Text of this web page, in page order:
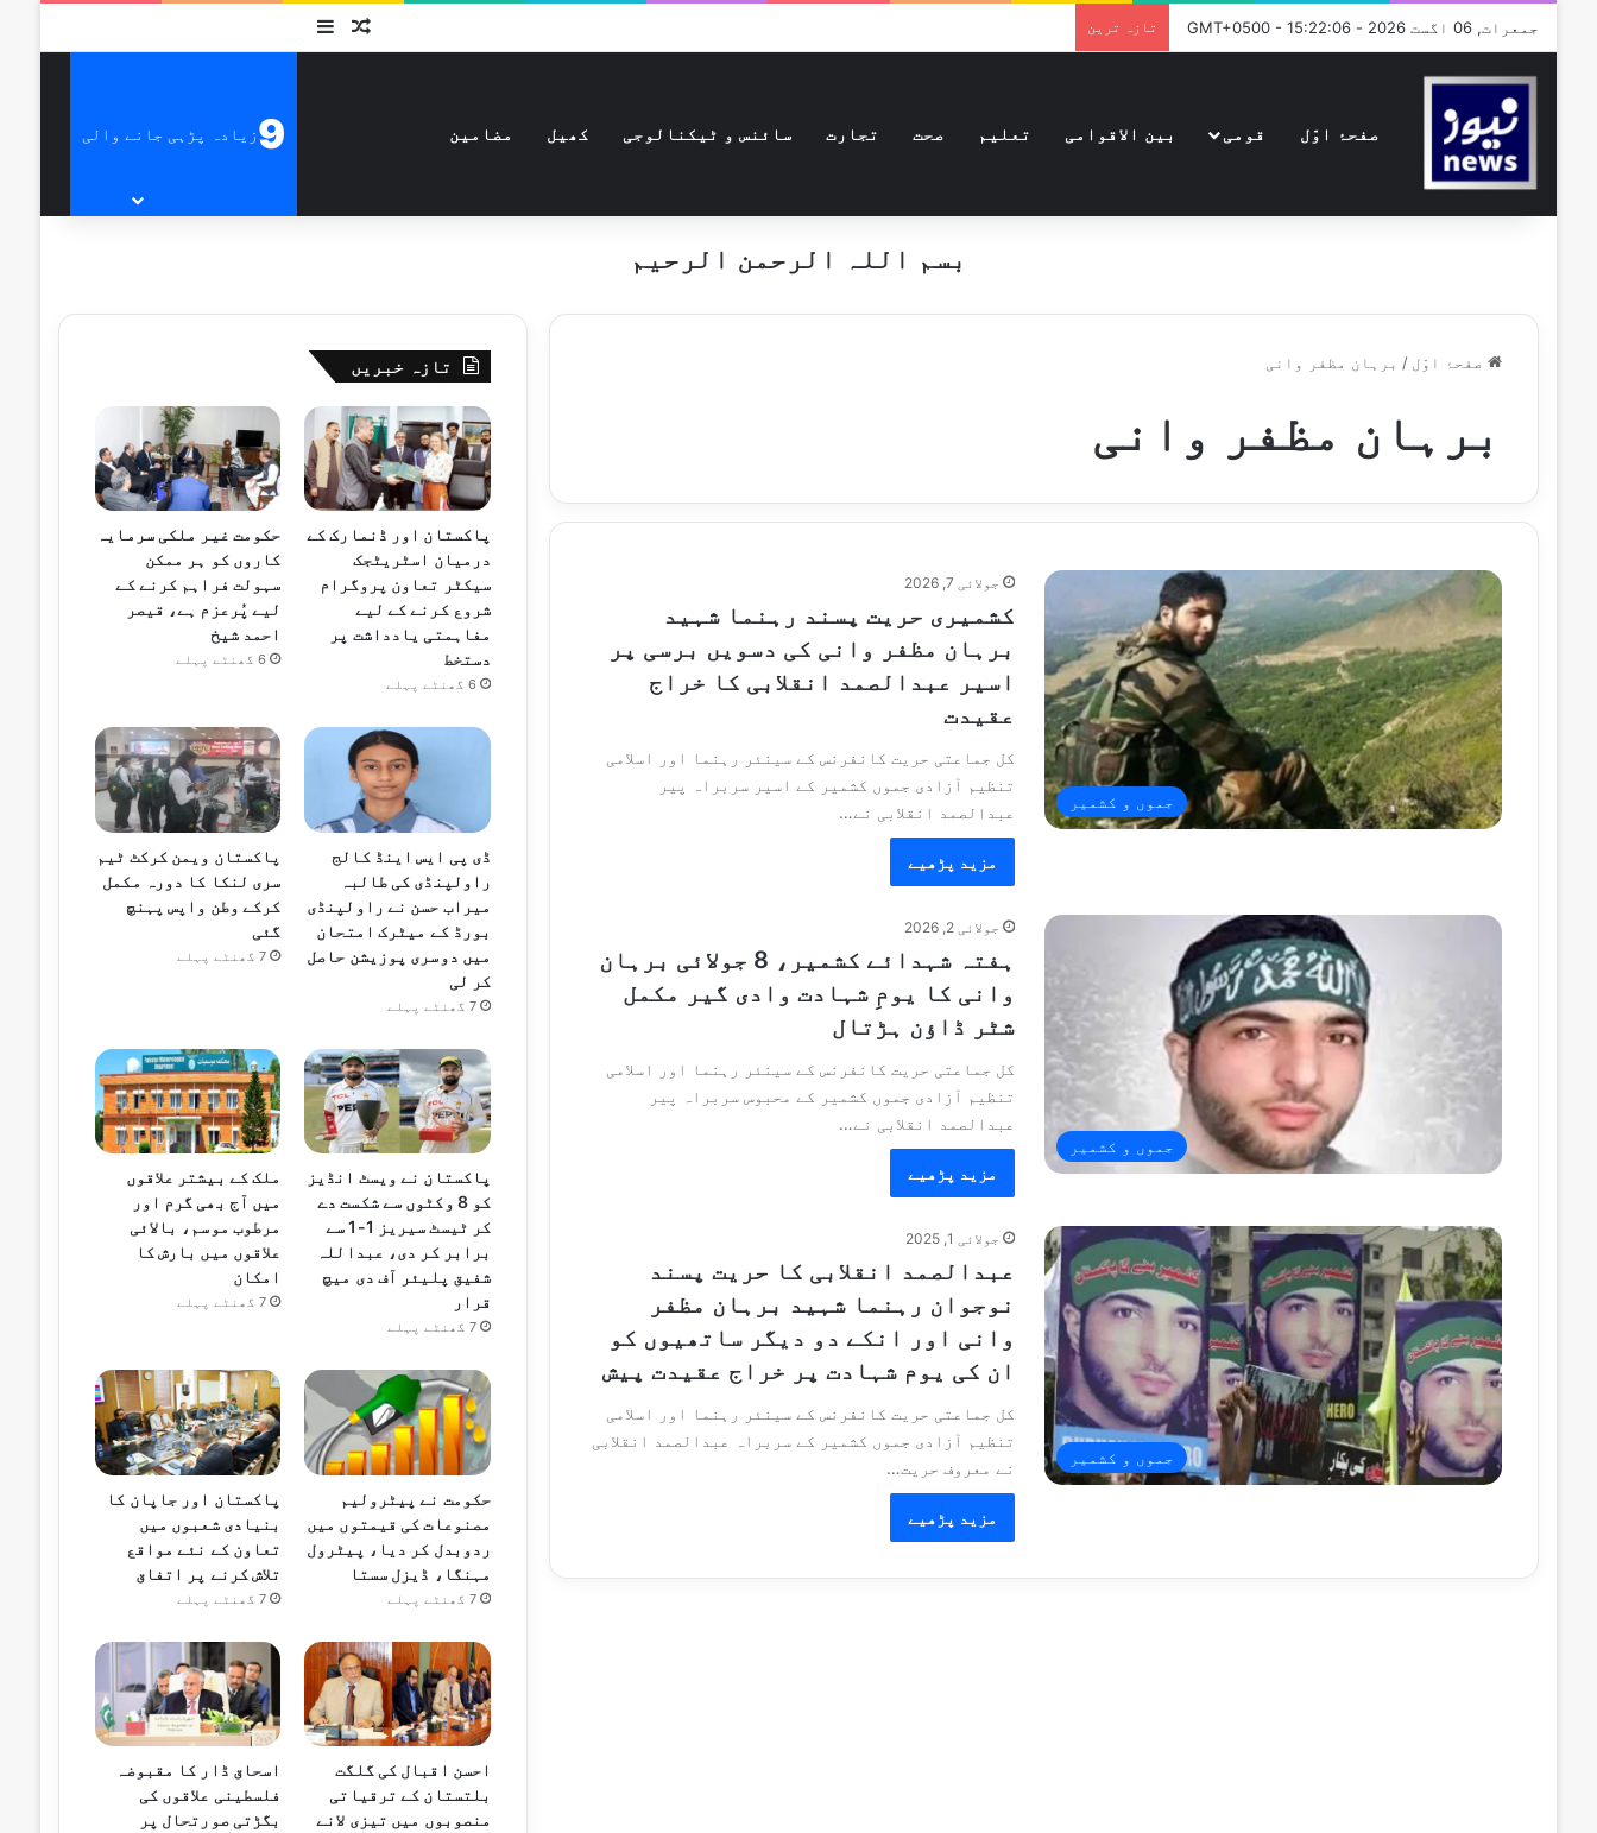
جمعرات, 06 اگست 2026 - GMT+0500 - 15:22:06 تازہ ترین متفرق
صفحۂ اوّل قومی بین الاقوامی تعلیم صحت تجارت سائنس و ٹیکنالوجی کھیل مضامین 9زیادہ پڑہی جانے والی
بسم اللہ الرحمن الرحیم
صفحۂ اوّل / برہان مظفر وانی
برہان مظفر وانی
جموں و کشمیر
جولائی 7, 2026
کشمیری حریت پسند رہنما شہید
برہان مظفر وانی کی دسویں برسی پر
اسیر عبدالصمد انقلابی کا خراج
عقیدت
کل جماعتی حریت کانفرنس کے سینئر رہنما اور اسلامی
تنظیم آزادی جموں کشمیر کے اسیر سربراہ پیر
عبدالصمد انقلابی نے…
مزید پڑھیے
جموں و کشمیر
جولائی 2, 2026
ہفتہ شہدائے کشمیر، 8 جولائی برہان
وانی کا یومِ شہادت وادی گیر مکمل
شٹر ڈاؤن ہڑتال
کل جماعتی حریت کانفرنس کے سینئر رہنما اور اسلامی
تنظیم آزادی جموں کشمیر کے محبوس سربراہ پیر
عبدالصمد انقلابی نے…
مزید پڑھیے
جموں و کشمیر
جولائی 1, 2025
عبدالصمد انقلابی کا حریت پسند
نوجوان رہنما شہید برہان مظفر
وانی اور انکے دو دیگر ساتھیوں کو
ان کی یوم شہادت پر خراج عقیدت پیش
کل جماعتی حریت کانفرنس کے سینئر رہنما اور اسلامی
تنظیم آزادی جموں کشمیر کے سربراہ عبدالصمد انقلابی
نے معروف حریت…
مزید پڑھیے
تازہ خبریں
پاکستان اور ڈنمارک کے
درمیان اسٹریٹجک
سیکٹر تعاون پروگرام
شروع کرنے کے لیے
مفاہمتی یادداشت پر
دستخط
6 گھنٹے پہلے
حکومت غیر ملکی سرمایہ
کاروں کو ہر ممکن
سہولت فراہم کرنے کے
لیے پُرعزم ہے، قیصر
احمد شیخ
6 گھنٹے پہلے
ڈی پی ایس اینڈ کالج
راولپنڈی کی طالبہ
میراب حسن نے راولپنڈی
بورڈ کے میٹرک امتحان
میں دوسری پوزیشن حاصل
کر لی
7 گھنٹے پہلے
پاکستان ویمن کرکٹ ٹیم
سری لنکا کا دورہ مکمل
کرکے وطن واپس پہنچ
گئی
7 گھنٹے پہلے
پاکستان نے ویسٹ انڈیز
کو 8 وکٹوں سے شکست دے
کر ٹیسٹ سیریز 1-1 سے
برابر کر دی، عبداللہ
شفیق پلیئر آف دی میچ
قرار
7 گھنٹے پہلے
ملک کے بیشتر علاقوں
میں آج بھی گرم اور
مرطوب موسم، بالائی
علاقوں میں بارش کا
امکان
7 گھنٹے پہلے
حکومت نے پیٹرولیم
مصنوعات کی قیمتوں میں
ردوبدل کر دیا، پیٹرول
مہنگا، ڈیزل سستا
7 گھنٹے پہلے
پاکستان اور جاپان کا
بنیادی شعبوں میں
تعاون کے نئے مواقع
تلاش کرنے پر اتفاق
7 گھنٹے پہلے
احسن اقبال کی گلگت
بلتستان کے ترقیاتی
منصوبوں میں تیزی لانے
اسحاق ڈار کا مقبوضہ
فلسطینی علاقوں کی
بگڑتی صورتحال پر